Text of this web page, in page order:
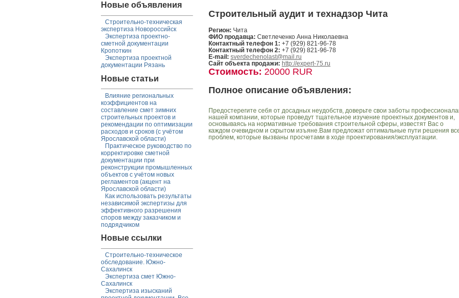
Новые объявления
Строительно-техническая
экспертиза Новороссийск
Экспертиза проектно-
сметной документации
Кропоткин
Экспертиза проектной
документации Рязань
Новые статьи
Влияние региональных
коэффициентов на
составление смет зимних
строительных проектов и
рекомендации по оптимизации
расходов и сроков (с учётом
Ярославской области)
Практическое руководство по
корректировке сметной
документации при
реконструкции промышленных
объектов с учётом новых
регламентов (акцент на
Ярославской области)
Как использовать результаты
независимой экспертизы для
эффективного разрешения
споров между заказчиком и
подрядчиком
Новые ссылки
Строительно-техническое
обследование. Южно-
Сахалинск
Экспертиза смет Южно-
Сахалинск
Экспертиза изысканий
Строительный аудит и технадзор Чита
Регион: Чита
ФИО продавца: Светлеченко Анна Николаевна
Контактный телефон 1: +7 (929) 821-96-78
Контактный телефон 2: +7 (929) 821-96-78
E-mail: sverdechenolast@mail.ru
Сайт объекта продажи: http://expert-75.ru
Стоимость: 20000 RUR
Полное описание объявления:
Предостерегите себя от досадных неудобств, доверьте свои заботы
нашей компании, которые проведут тщательное изучение проектных документов и,
основываясь на нормативные требования строительной сферы, известят Вас о
каждом очевидном и скрытом изъяне.Вам предложат оптимальные пути решения
проблем, которые вызваны просчетами в ходе проектирования/эксплуатации.